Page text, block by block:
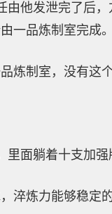
他发泄完了后，
一品炼制室完成
炼制室，没有这
面躺着十支加强
淬炼力能够稳定